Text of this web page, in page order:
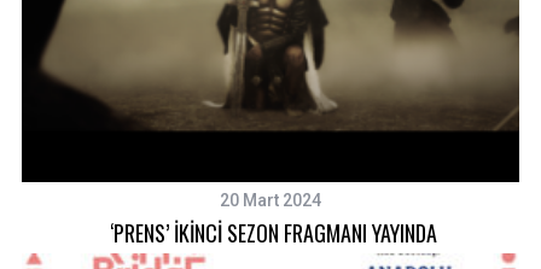
20 Mart 2024
‘PRENS’ İKİNCİ SEZON FRAGMANI YAYINDA